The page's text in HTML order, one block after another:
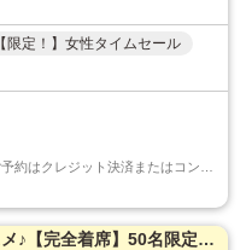
【限定！】女性タイムセール
【先着割引!!】開催確定!!女性オススメ♪【完全着席】50名限定★大人同世代恋活パーティー♪